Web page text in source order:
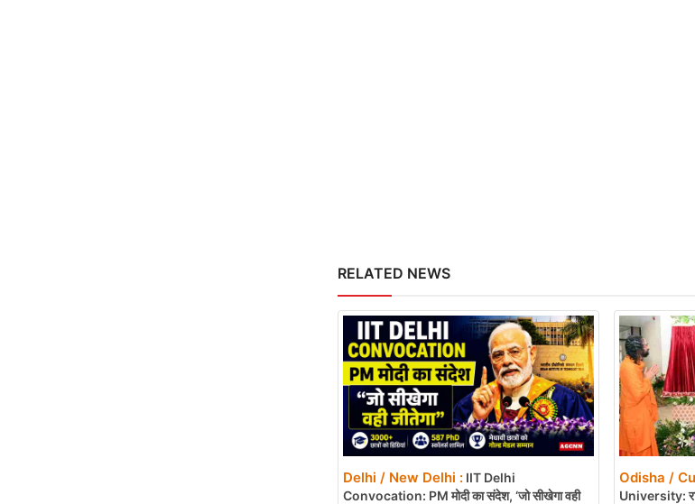
RELATED NEWS
Delhi / New Delhi : IIT Delhi
Convocation: PM मोदी का संदेश, ‘जो सीखेगा वही
Odisha /
University: